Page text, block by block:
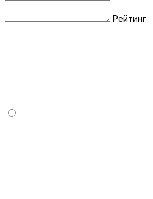
Рейтинг